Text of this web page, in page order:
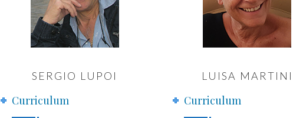
SERGIO LUPOI
Curriculum
LUISA MARTINI
Curriculum